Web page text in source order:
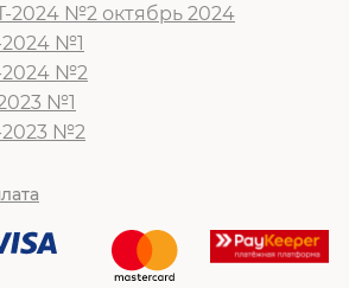
2024 №2 октябрь 2024
2024 №1
2024 №2
№1
2023 №2